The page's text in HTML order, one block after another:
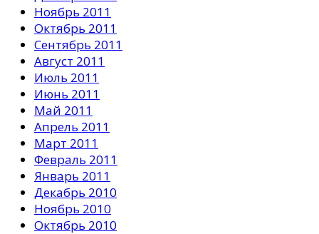
Ноябрь 2011
Октябрь 2011
Сентябрь 2011
Август 2011
Июль 2011
Июнь 2011
Май 2011
Апрель 2011
Март 2011
Февраль 2011
Январь 2011
Декабрь 2010
Ноябрь 2010
Октябрь 2010